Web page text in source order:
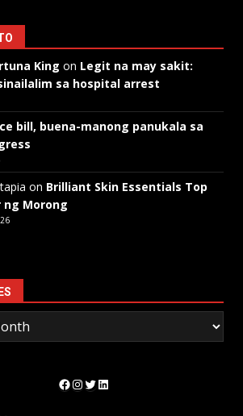
King on Legit na may sakit:
sa hospital arrest
bill, buena-manong panukala sa
on Brilliant Skin Essentials Top
ng Morong
Facebook
Instagram
Twitter
LinkedIn